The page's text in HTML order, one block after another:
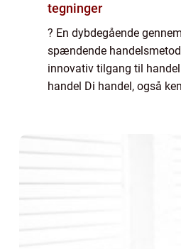
tegninger
? En dybdegående
spændende
innovativ tilgang til
handel Di handel, også